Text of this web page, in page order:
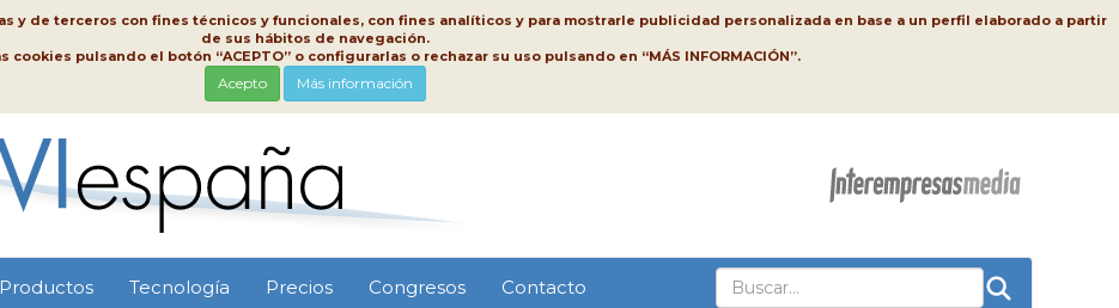
y de terceros con fines técnicos y funcionales, con fines analíticos y para mostrarle publicidad personalizada en base a un perfil elaborado a partir
de sus hábitos de navegación.
cookies pulsando el botón “ACEPTO” o configurarlas o rechazar su uso pulsando en “MÁS INFORMACIÓN”.
Acepto Más información
Productos Tecnología Precios Congresos Contacto